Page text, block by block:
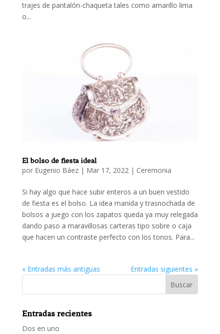
trajes de pantalón-chaqueta tales como amarillo lima
o...
El bolso de fiesta ideal
por Eugenio Báez| Mar 17, 2022| Ceremonia
Si hay algo que hace subir enteros a un buen vestido
de fiesta es el bolso. La idea manida y trasnochada de
bolsos a juego con los zapatos queda ya muy relegada
dando paso a maravillosas carteras tipo sobre o caja
que hacen un contraste perfecto con los tonos. Para...
« Entradas más antiguas Entradas siguientes »
Entradas recientes
Dos en uno